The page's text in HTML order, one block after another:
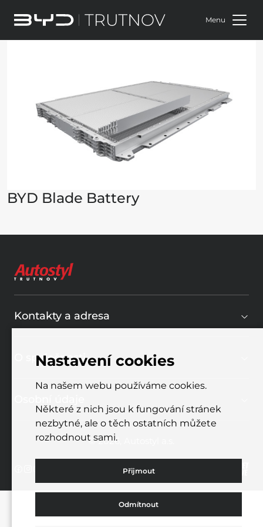
Menu
BYD Blade Battery
Kontakty a adresa
O společnosti
© 2026, Autostyl a.s.
Nastavení cookies
Na našem webu používáme cookies.
Některé z nich jsou k fungování stránek
nezbytné, ale o těch ostatních můžete
rozhodnout sami.
Přijmout
Odmítnout